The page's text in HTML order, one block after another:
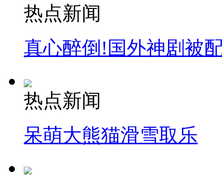
热点新闻
真心醉倒!国外神剧被
热点新闻
呆萌大熊猫滑雪取乐